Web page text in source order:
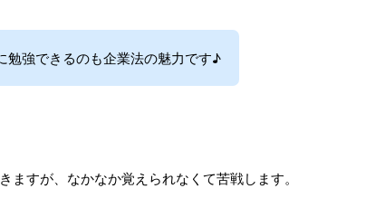
勉強できるのも企業法の魅力です♪
ますが、なかなか覚えられなくて苦戦します。